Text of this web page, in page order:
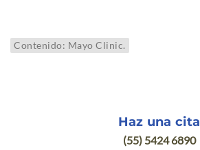
Contenido: Mayo Clinic.
Haz una cita
(55) 5424 6890